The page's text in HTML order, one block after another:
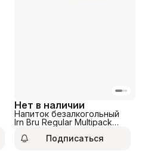
Нет в наличии
Напиток безалкогольный
Irn Bru Regular Multipack
Подписаться